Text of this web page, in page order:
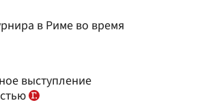
в Риме во время
выступление